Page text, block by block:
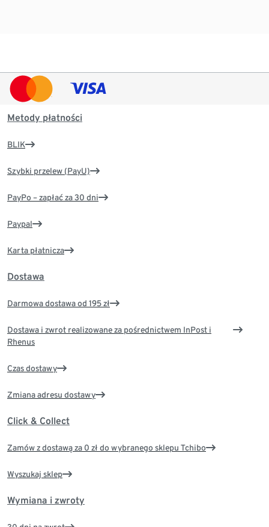
Metody płatności
BLIK
Szybki przelew (PayU)
PayPo – zapłać za 30 dni
Paypal
Karta płatnicza
Dostawa
Darmowa dostawa od 195 zł
Dostawa i zwrot realizowane za pośrednictwem InPost i
Rhenus
Czas dostawy
Zmiana adresu dostawy
Click & Collect
Zamów z dostawą za 0 zł do wybranego sklepu Tchibo
Wyszukaj sklep
Wymiana i zwroty